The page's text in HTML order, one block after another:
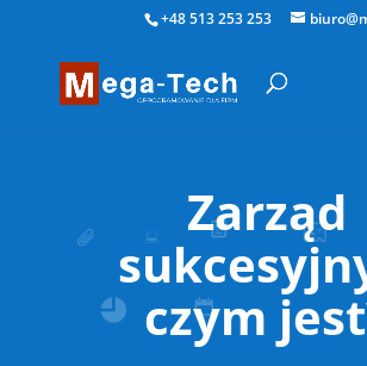
+48 513 253 253
Zarząd
czym